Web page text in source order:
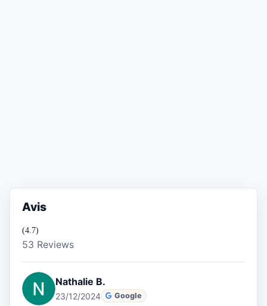
Avis
(4.7)
53 Reviews
Nathalie B.
23/12/2024 Google